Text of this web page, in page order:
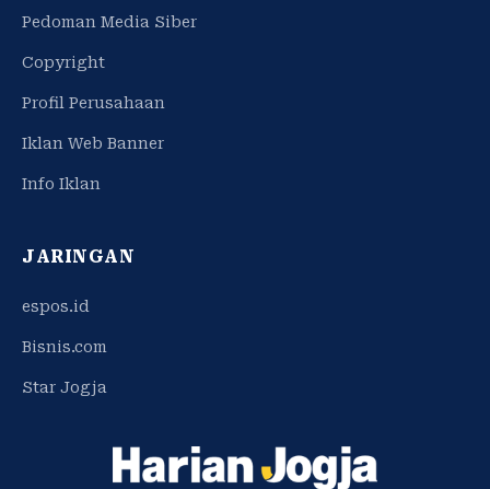
Pedoman Media Siber
Copyright
Profil Perusahaan
Iklan Web Banner
Info Iklan
JARINGAN
espos.id
Bisnis.com
Star Jogja